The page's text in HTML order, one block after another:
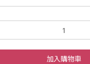
加入購物車